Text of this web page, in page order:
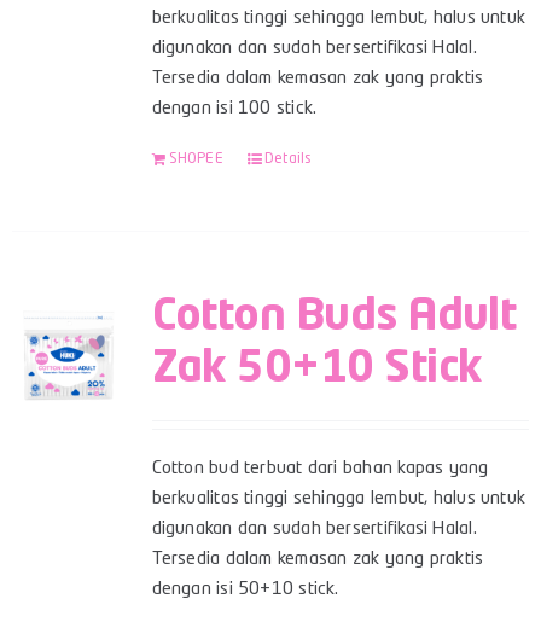
berkualitas tinggi sehingga lembut, halus untuk
digunakan dan sudah bersertifikasi Halal.
Tersedia dalam kemasan zak yang praktis
dengan isi 100 stick.
SHOPEE Details
Cotton Buds Adult
Zak 50+10 Stick
Cotton bud terbuat dari bahan kapas yang
berkualitas tinggi sehingga lembut, halus untuk
digunakan dan sudah bersertifikasi Halal.
Tersedia dalam kemasan zak yang praktis
dengan isi 50+10 stick.